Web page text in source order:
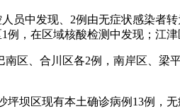
员中发现、2例由无症状感染者
，在区域核酸检测中发现；江
区、合川区各2例，南岸区、梁
坝区现有本土确诊病例13例，